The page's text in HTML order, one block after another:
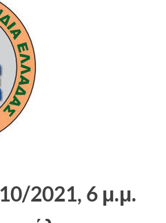
2021, 6 μ.μ.